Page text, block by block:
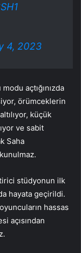
4, 2023
açtığınızda
örümceklerin
küçük
ve sabit
Saha
stüdyonun ilk
hayata geçirildi.
hassas
açısından